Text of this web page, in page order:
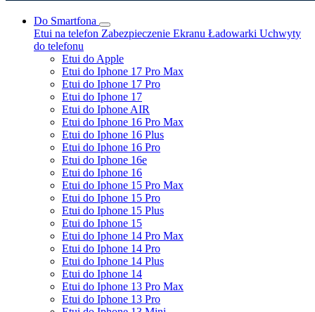
Do Smartfona
Etui na telefon Zabezpieczenie Ekranu Ładowarki Uchwyty
do telefonu
Etui do Apple
Etui do Iphone 17 Pro Max
Etui do Iphone 17 Pro
Etui do Iphone 17
Etui do Iphone AIR
Etui do Iphone 16 Pro Max
Etui do Iphone 16 Plus
Etui do Iphone 16 Pro
Etui do Iphone 16e
Etui do Iphone 16
Etui do Iphone 15 Pro Max
Etui do Iphone 15 Pro
Etui do Iphone 15 Plus
Etui do Iphone 15
Etui do Iphone 14 Pro Max
Etui do Iphone 14 Pro
Etui do Iphone 14 Plus
Etui do Iphone 14
Etui do Iphone 13 Pro Max
Etui do Iphone 13 Pro